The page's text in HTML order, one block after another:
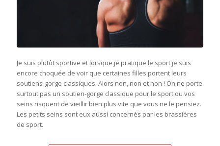
Je suis plutôt sportive et lorsque je pratique le sport je suis
encore choquée de voir que certaines filles portent leurs
soutiens-gorge classiques. Alors non, non et non ! On ne porte
surtout pas un soutien-gorge classique pour le sport ou vos
seins risquent de vieillir bien plus vite que vous ne le pensiez.
Les petits seins sont eux aussi concernés par les brassières
de sport.